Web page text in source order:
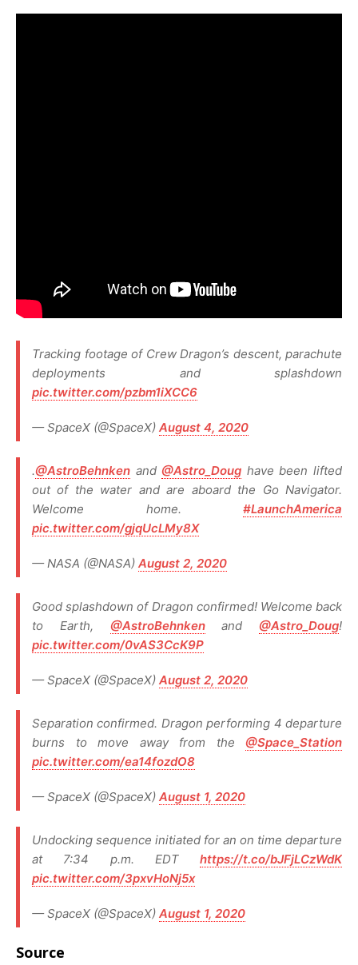
Tracking footage of Crew Dragon’s descent, parachute
deployments and splashdown
pic.twitter.com/pzbm1iXCC6
— SpaceX (@SpaceX) August 4, 2020
.@AstroBehnken and@Astro_Doug have been lifted
out of the water and are aboard the Go Navigator.
Welcome home. #LaunchAmerica
pic.twitter.com/gjqUcLMy8X
— NASA (@NASA) August 2, 2020
Good splashdown of Dragon confirmed! Welcome back
to Earth, @AstroBehnkenand @Astro_Doug!
pic.twitter.com/0vAS3CcK9P
— SpaceX (@SpaceX) August 2, 2020
Separation confirmed. Dragon performing 4 departure
burns to move away from the @Space_Station
pic.twitter.com/ea14fozdO8
— SpaceX (@SpaceX) August 1, 2020
Undocking sequence initiated for an on time departure
at 7:34 p.m. EDT https://t.co/bJFjLCzWdK
pic.twitter.com/3pxvHoNj5x
— SpaceX (@SpaceX) August 1, 2020
Source